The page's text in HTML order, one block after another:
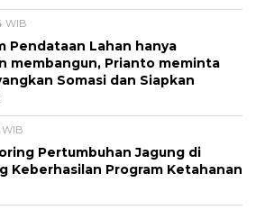
WIB
Pendataan Lahan hanya
membangun, Prianto meminta
Somasi dan Siapkan
WIB
Pertumbuhan Jagung di
Keberhasilan Program Ketahanan